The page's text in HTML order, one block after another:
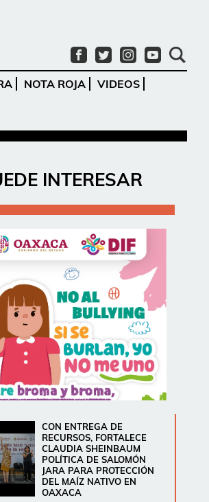
NOTA ROJA
VIDEOS
INTERESAR
CON ENTREGA DE
RECURSOS, FORTALECE
CLAUDIA SHEINBAUM
POLÍTICA DE SALOMÓN
JARA PARA PROTECCIÓN
DEL MAÍZ NATIVO EN
OAXACA